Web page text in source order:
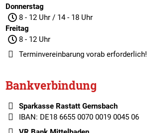
Donnerstag
8 - 12 Uhr / 14 - 18 Uhr
Freitag
8 - 12 Uhr
Terminvereinbarungvorab erforderlich!
Bankverbindung
Sparkasse Rastatt Gernsbach
IBAN: DE18 6655 0070 0019 0045 06